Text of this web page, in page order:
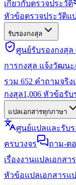
เกี่ยวกับตรวจประวัติ
หัวข้อตรวจประวัติแ
รับรองกงสุล
ศูนย์รับรองกงสุล
การกงสุล แจ้งวัฒนะ
รวม 652 คำถามจริง
กงสุล1,006 หัวข้อรั
แปลเอกสารทุกภาษา
ศูนย์แปลและรับร
ครบวงจร
ถาม-ต
เรื่องงานแปลเอกสาร
หัวข้อแปลเอกสารแ